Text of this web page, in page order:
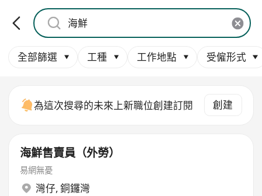
全部篩選 工種 工作地點 受僱形式
為這次搜尋的未來上新職位創建訂閱 創建
海鮮售賣員（外勞）
易網無憂
灣仔, 銅鑼灣